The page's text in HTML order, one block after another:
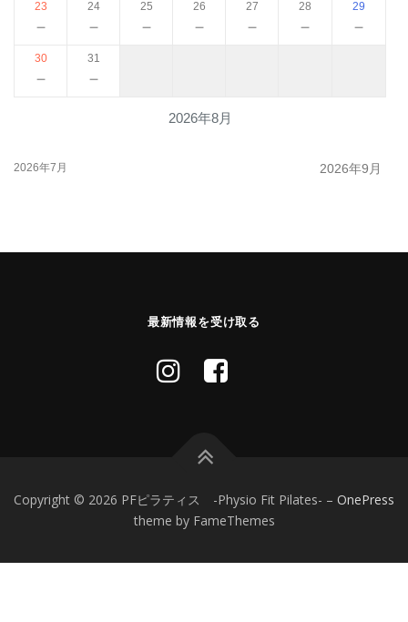
2026年8月
23
－
24
－
25
－
26
－
27
－
28
－
29
－
30
－
31
－
2026年7月 2026年9月
最新情報を受け取る
Copyright © 2026 PFピラティス -Physio Fit Pilates- – OnePress
theme by FameThemes